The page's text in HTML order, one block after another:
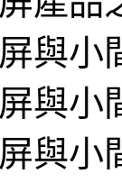
與小
與小
與小